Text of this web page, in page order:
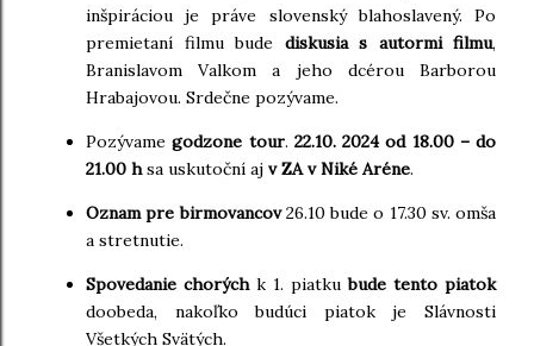
inšpiráciou je práve slovenský blahoslavený. Po
premietaní filmu bude diskusia s autormi filmu,
Branislavom Valkom a jeho dcérou Barborou
Hrabajovou. Srdečne pozývame.
Pozývamegodzone tour. 22.10. 2024 od 18.00 – do
21.00 hsa uskutoční aj v ZA v Niké Aréne.
Oznam pre birmovancov26.10 bude o 17.30 sv. omša
a stretnutie.
Spovedanie chorýchk 1. piatkubude tento piatok
doobeda, nakoľko budúci piatok je Slávnosti
Všetkých Svätých.